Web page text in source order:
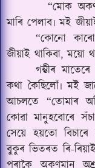
“মোক
মাৰি পেলাব৷ মই
“কোনো কাৰো
জীয়াই থাকিবা, ময়ো
গম্ভীৰ
কথা কৈছিলোঁ৷ মই
আচলতে “তোমাৰ
কোৱা মানুহবোৰে
সেয়ে হয়তো
বুকুৰ ভিতৰত ৰি-